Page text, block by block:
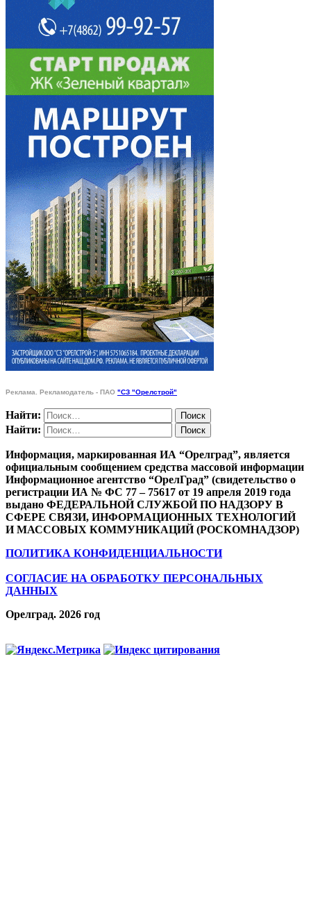
Реклама. Рекламодатель - ПАО "СЗ "Орелстрой"
Найти:
Найти:
Информация, маркированная ИА “Орелград”, является
официальным сообщением средства массовой информации
Информационное агентство “ОрелГрад” (свидетельство о
регистрации ИА № ФС 77 – 75617 от 19 апреля 2019 года
выдано ФЕДЕРАЛЬНОЙ СЛУЖБОЙ ПО НАДЗОРУ В
СФЕРЕ СВЯЗИ, ИНФОРМАЦИОННЫХ ТЕХНОЛОГИЙ
И МАССОВЫХ КОММУНИКАЦИЙ (РОСКОМНАДЗОР)
ПОЛИТИКА КОНФИДЕНЦИАЛЬНОСТИ
СОГЛАСИЕ НА ОБРАБОТКУ ПЕРСОНАЛЬНЫХ
ДАННЫХ
Орелград. 2026 год